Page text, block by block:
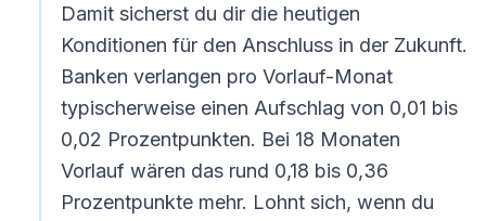
Damit sicherst du dir die heutigen
Konditionen für den Anschluss in der Zukunft.
Banken verlangen pro Vorlauf-Monat
typischerweise einen Aufschlag von 0,01 bis
0,02 Prozentpunkten. Bei 18 Monaten
Vorlauf wären das rund 0,18 bis 0,36
Prozentpunkte mehr. Lohnt sich, wenn du